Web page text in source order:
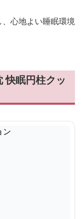
心地よい睡眠環境
快眠円柱クッ